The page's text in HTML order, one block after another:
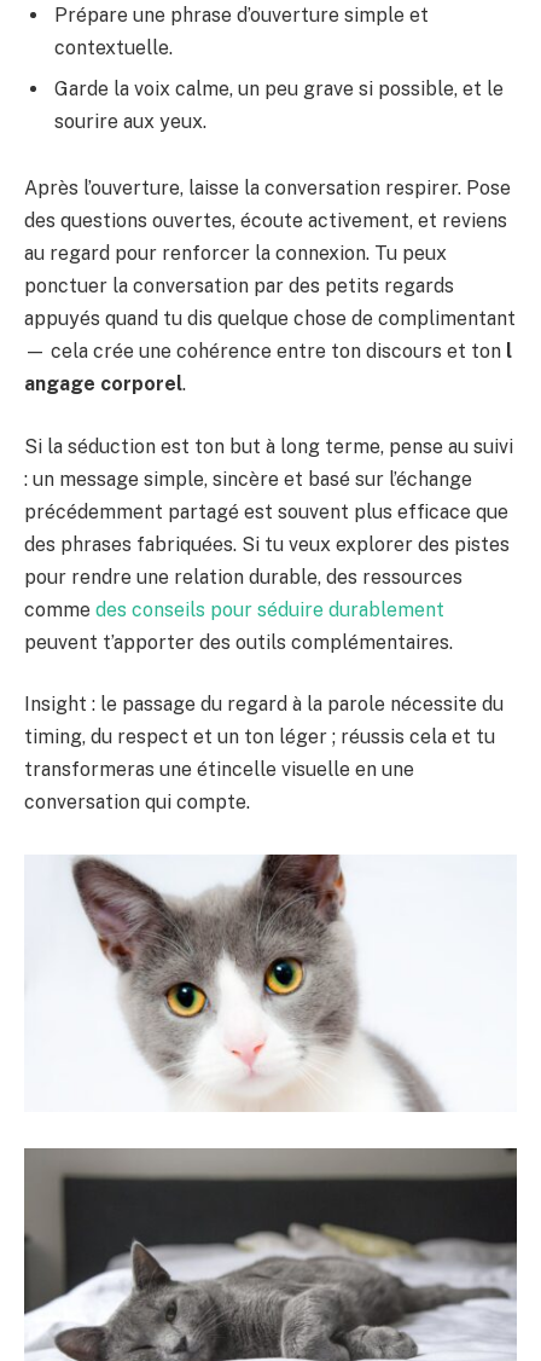
Prépare une phrase d’ouverture simple et
contextuelle.
Garde la voix calme, un peu grave si possible, et le
sourire aux yeux.
Après l’ouverture, laisse la conversation respirer. Pose
des questions ouvertes, écoute activement, et reviens
au regard pour renforcer la connexion. Tu peux
ponctuer la conversation par des petits regards
appuyés quand tu dis quelque chose de complimentant
— cela crée une cohérence entre ton discours et ton l
angage corporel.
Si la séduction est ton but à long terme, pense au suivi
: un message simple, sincère et basé sur l’échange
précédemment partagé est souvent plus efficace que
des phrases fabriquées. Si tu veux explorer des pistes
pour rendre une relation durable, des ressources
comme des conseils pour séduire durablement
peuvent t’apporter des outils complémentaires.
Insight : le passage du regard à la parole nécessite du
timing, du respect et un ton léger ; réussis cela et tu
transformeras une étincelle visuelle en une
conversation qui compte.